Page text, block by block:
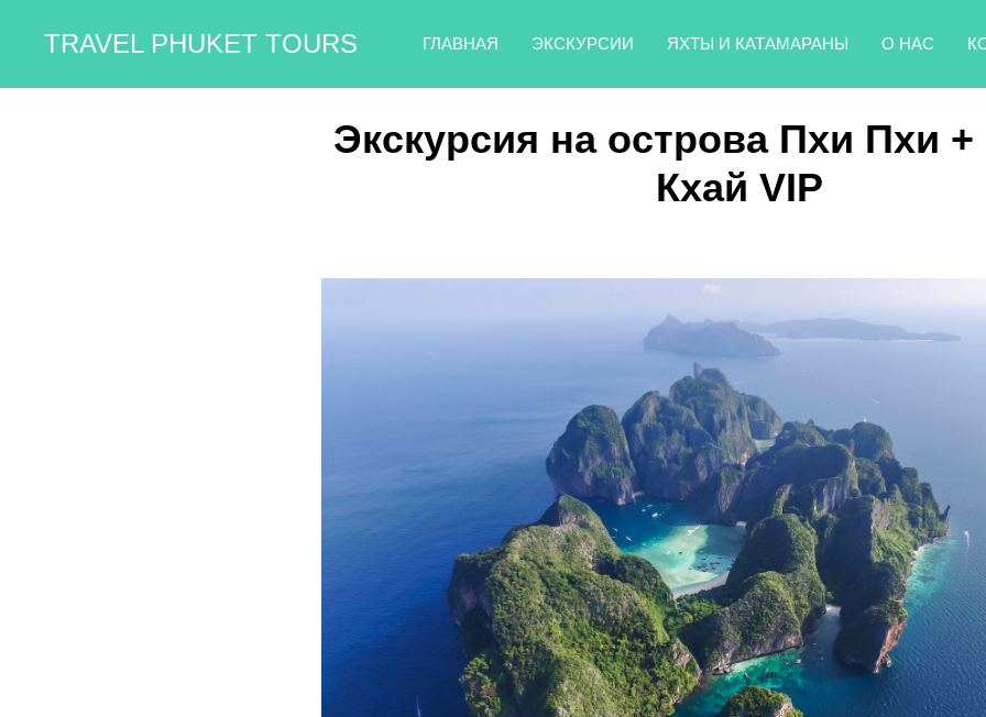
TRAVEL PHUKET TOURS ГЛАВНАЯ ЭКСКУРСИИ ЯХТЫ И КАТАМАРАНЫ О НАС
Экскурсия на острова Пхи Пхи
Кхай VIP